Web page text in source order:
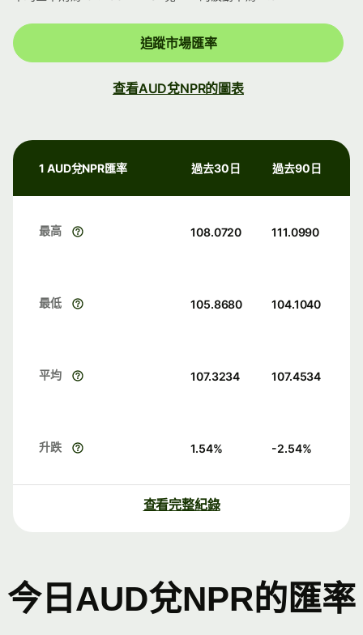
追蹤市場匯率
查看AUD兌NPR的圖表
1 AUD兌NPR匯率 過去30日 過去90日
最高 108.0720 111.0990
最低 105.8680 104.1040
平均 107.3234 107.4534
升跌 1.54% -2.54%
查看完整紀錄
今日AUD兌NPR的匯率